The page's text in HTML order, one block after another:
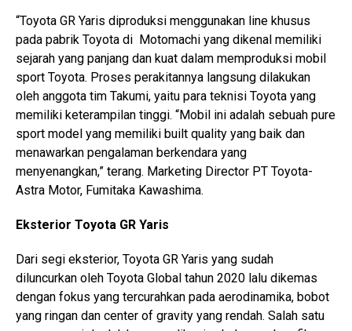
“Toyota GR Yaris diproduksi menggunakan line khusus
pada pabrik Toyota di Motomachi yang dikenal memiliki
sejarah yang panjang dan kuat dalam memproduksi mobil
sport Toyota. Proses perakitannya langsung dilakukan
oleh anggota tim Takumi, yaitu para teknisi Toyota yang
memiliki keterampilan tinggi. “Mobil ini adalah sebuah pure
sport model yang memiliki built quality yang baik dan
menawarkan pengalaman berkendara yang
menyenangkan,” terang. Marketing Director PT Toyota-
Astra Motor, Fumitaka Kawashima.
Eksterior Toyota GR Yaris
Dari segi eksterior, Toyota GR Yaris yang sudah
diluncurkan oleh Toyota Global tahun 2020 lalu dikemas
dengan fokus yang tercurahkan pada aerodinamika, bobot
yang ringan dan center of gravity yang rendah. Salah satu